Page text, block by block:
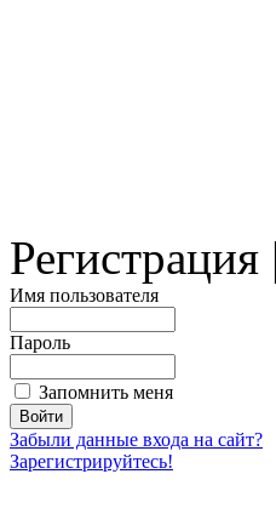
Регистрация
Имя пользователя
Пароль
Запомнить меня
Забыли данные входа на сайт?
Зарегистрируйтесь!